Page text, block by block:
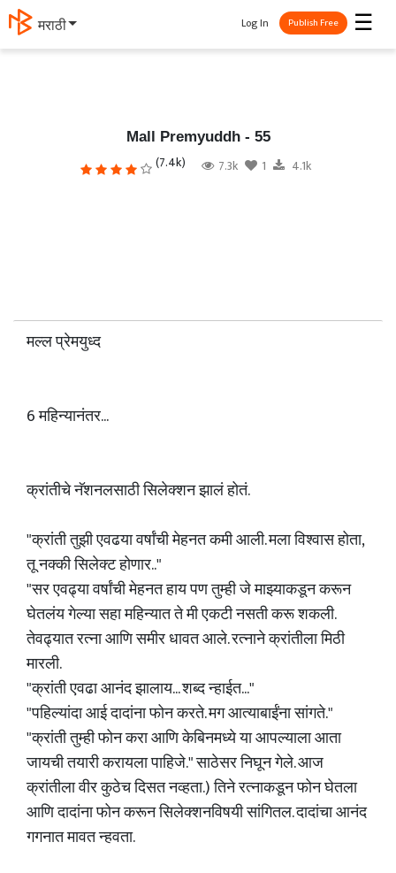
मराठी ☰
Log In Publish Free
Mall Premyuddh - 55
(7.4k) 7.3k 1 4.1k
मल्ल प्रेमयुध्द
6 महिन्यानंतर...
क्रांतीचे नॅशनलसाठी सिलेक्शन झालं होतं.
"क्रांती तुझी एवढया वर्षांची मेहनत कमी आली. मला विश्वास होता,
तू नक्की सिलेक्ट होणार.."
"सर एवढ्या वर्षांची मेहनत हाय पण तुम्ही जे माझ्याकडून करून
घेतलंय गेल्या सहा महिन्यात ते मी एकटी नसती करू शकली.
तेवढ्यात रत्ना आणि समीर धावत आले. रत्नाने क्रांतीला मिठी
मारली.
"क्रांती एवढा आनंद झालाय... शब्द न्हाईत..."
"पहिल्यांदा आई दादांना फोन करते. मग आत्याबाईंना सांगते."
"क्रांती तुम्ही फोन करा आणि केबिनमध्ये या आपल्याला आता
जायची तयारी करायला पाहिजे." साठेसर निघून गेले. आज
क्रांतीला वीर कुठेच दिसत नव्हता.) तिने रत्नाकडून फोन घेतला
आणि दादांना फोन करून सिलेक्शनविषयी सांगितल. दादांचा आनंद
गगनात मावत न्हवता.